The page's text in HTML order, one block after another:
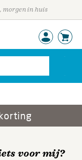
morgen in huis
voor mij?